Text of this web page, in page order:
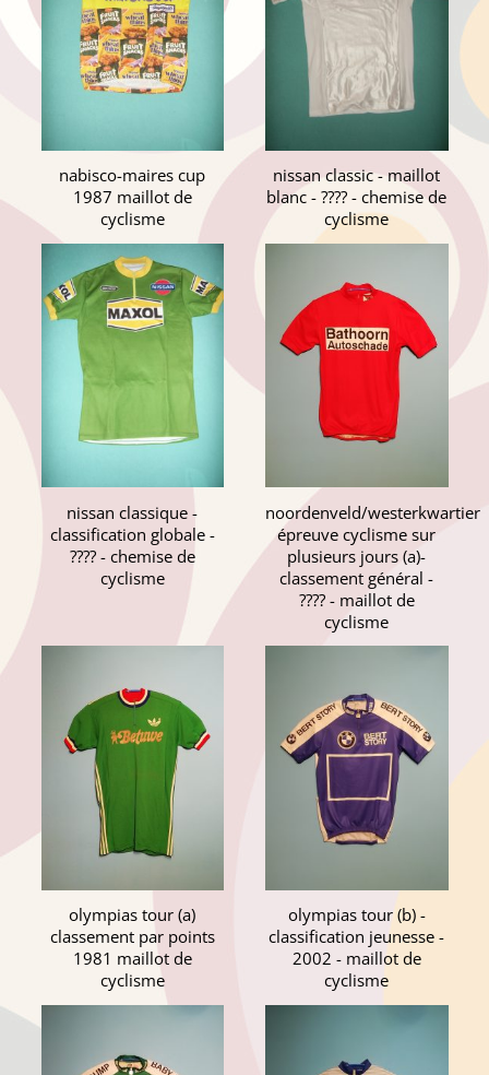
nabisco-maires cup
1987 maillot de
cyclisme
nissan classic - maillot
blanc - ???? - chemise de
cyclisme
nissan classique -
classification globale -
???? - chemise de
cyclisme
noordenveld/westerkwartier
épreuve cyclisme sur
plusieurs jours (a)-
classement général -
???? - maillot de
cyclisme
olympias tour (a)
classement par points
1981 maillot de
cyclisme
olympias tour (b) -
classification jeunesse -
2002 - maillot de
cyclisme